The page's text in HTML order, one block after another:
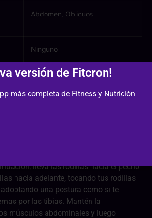
Abdomen, Oblicuos
Ninguno
lleva las rodillas hacia el pecho
hacia adelante, tocando tus rodillas
una postura como si te
por las tibias. Mantén la
músculos abdominales y luego
versión de Fitcron!
más completa de Fitness y Nutrición